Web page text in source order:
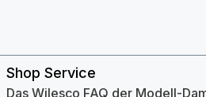
Shop Service
Das Wilesco FAQ der Modell-